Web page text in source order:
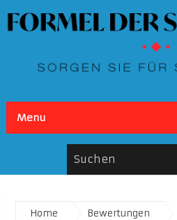
Menu
Home Bewertungen